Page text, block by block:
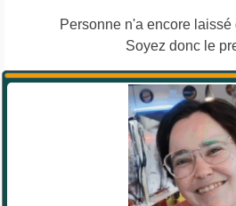
Personne n'a encore laissé
Soyez donc le